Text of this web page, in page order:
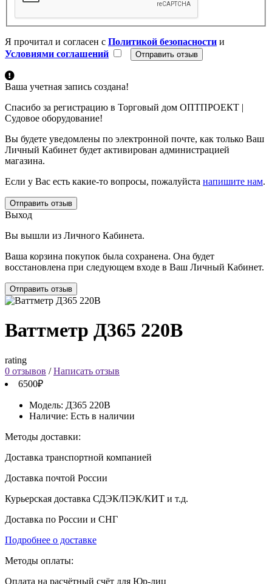
Я прочитал и согласен с Политикой безопасности и
Условиями соглашений
Ваша учетная запись создана!
Спасибо за регистрацию в Торговый дом ОПТПРОЕКТ |
Судовое оборудование!
Вы будете уведомлены по электронной почте, как только Ваш
Личный Кабинет будет активирован администрацией
магазина.
Если у Вас есть какие-то вопросы, пожалуйста напишите нам.
Отправить отзыв
Выход
Вы вышли из Личного Кабинета.
Ваша корзина покупок была сохранена. Она будет
восстановлена при следующем входе в Ваш Личный Кабинет.
Отправить отзыв
Ваттметр Д365 220В
rating
0 отзывов /Написать отзыв
6500₽
Модель: Д365 220В
Наличие: Есть в наличии
Методы доставки:
Доставка транспортной компанией
Доставка почтой России
Курьерская доставка СДЭК/ПЭК/КИТ и т.д.
Доставка по России и СНГ
Подробнее о доставке
Методы оплаты:
Оплата на расчётный счёт для Юр-лиц